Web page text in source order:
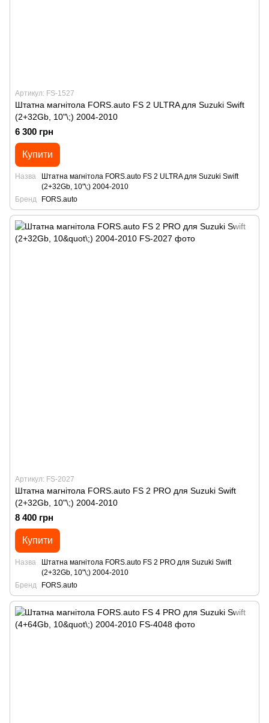
Артикул: FS-1527
Штатна магнітола FORS.auto FS 2 ULTRA для Suzuki Swift
(2+32Gb, 10"\;) 2004-2010
6 300 грн
Купити
Назва
Штатна магнітола FORS.auto FS 2 ULTRA для Suzuki Swift
(2+32Gb, 10"\;) 2004-2010
Бренд
FORS.auto
Артикул: FS-2027
Штатна магнітола FORS.auto FS 2 PRO для Suzuki Swift
(2+32Gb, 10"\;) 2004-2010
8 400 грн
Купити
Назва
Штатна магнітола FORS.auto FS 2 PRO для Suzuki Swift
(2+32Gb, 10"\;) 2004-2010
Бренд
FORS.auto